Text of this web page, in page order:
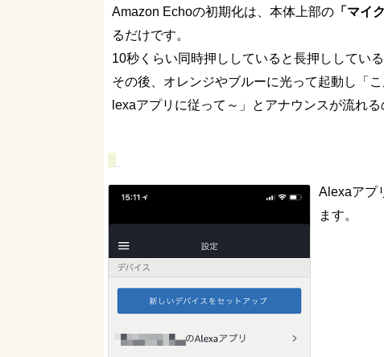
Amazon Echoの初期化は、本体上部の 「マイ
るだけです。
10秒くらい同時押ししていると長押ししてい
その後、オレンジやブルーに光って起動し「
lexaアプリに従って～」とアナウンスが流れ
Alexaアプ
ます。